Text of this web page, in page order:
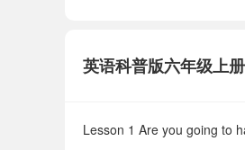
英语科普版六年级上
Lesson 1 Are you going to